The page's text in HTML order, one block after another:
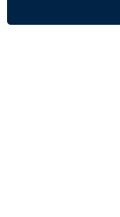
と3層に分かれ